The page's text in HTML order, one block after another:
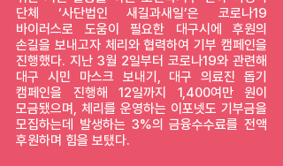
단체 ‘사단법인 새길과새일’은 코로나19
바이러스로 도움이 필요한 대구시에 후원의
손길을 보내고자 체리와 협력하여 기부 캠페인을
진행했다. 지난 3월 2일부터 코로나19와 관련해
대구 시민 마스크 보내기, 대구 의료진 돕기
캠페인을 진행해 12일까지 1,400여만 원이
모금됐으며, 체리를 운영하는 이포넷도 기부금을
모집하는데 발생하는 3%의 금융수수료를 전액
후원하며 힘을 보탰다.